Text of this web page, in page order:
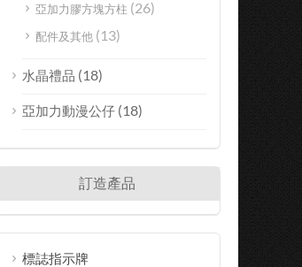
亞加力膠方塊方柱 (26)
配件及其他(13)
水晶禮品 (18)
亞加力動漫公仔(18)
訂造產品
標誌指示牌